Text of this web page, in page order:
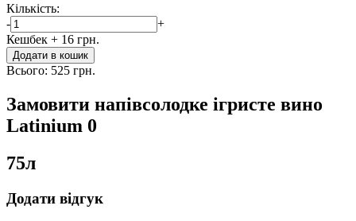
Кількість:
-
+
Кешбек + 16 грн.
Додати в кошик
Всього: 525 грн.
Замовити напівсолодке ігристе вино
Latinium 0
75л
Додати відгук